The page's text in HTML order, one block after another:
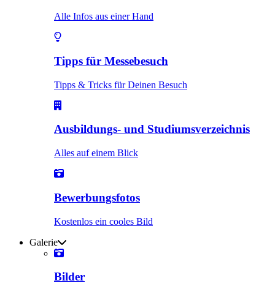
Alle Infos aus einer Hand
Tipps für Messebesuch
Tipps & Tricks für Deinen Besuch
Ausbildungs- und Studiumsverzeichnis
Alles auf einem Blick
Bewerbungsfotos
Kostenlos ein cooles Bild
Galerie
Bilder